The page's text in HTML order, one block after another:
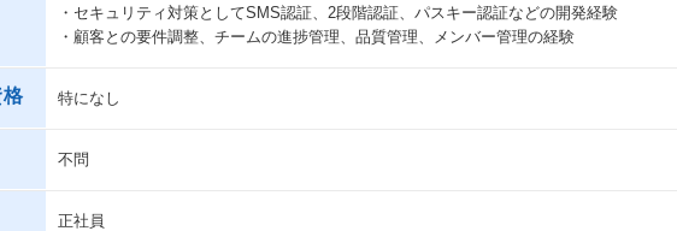
・セキュリティ対策としてSMS認証、2段階認証、パスキー認証などの開発経験
・顧客との要件調整、チームの進捗管理、品質管理、メンバー管理の経験
特になし
不問
正社員